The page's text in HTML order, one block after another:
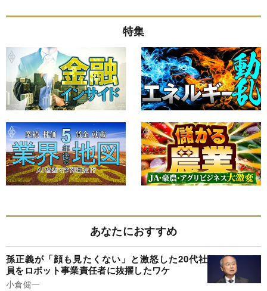
特集
あなたにおすすめ
孫正義が「顔も見たくない」と激怒した20代社
員をロボット事業責任者に抜擢したワケ
小倉健一